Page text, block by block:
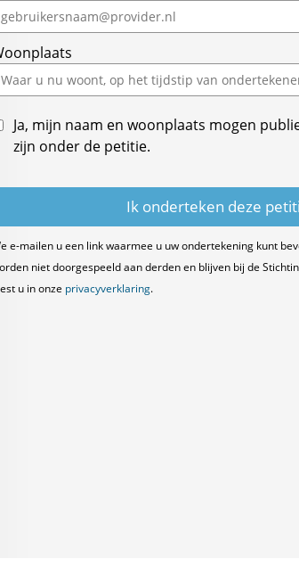
Ja, mijn naam en woonplaats mogen
zijn onder de petitie.
e-mailen u een link waarmee u uw ondertekening kunt
niet doorgespeeld aan derden en blijven bij de
u in onze privacyverklaring.